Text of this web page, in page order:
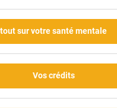
tout sur votre santé mentale
Vos crédits